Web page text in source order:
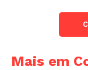
Mais em